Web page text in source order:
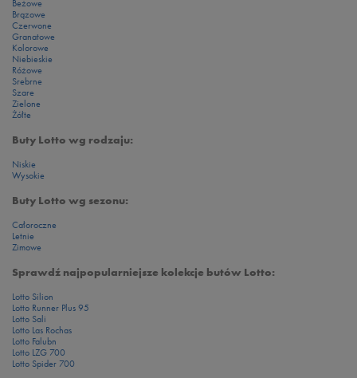
Beżowe
Brązowe
Czerwone
Granatowe
Kolorowe
Niebieskie
Różowe
Srebrne
Szare
Zielone
Żółte
Buty Lotto wg rodzaju:
Niskie
Wysokie
Buty Lotto wg sezonu:
Całoroczne
Letnie
Zimowe
Sprawdź najpopularniejsze kolekcje butów Lotto:
Lotto Silion
Lotto Runner Plus 95
Lotto Sali
Lotto Las Rochas
Lotto Falubn
Lotto LZG 700
Lotto Spider 700